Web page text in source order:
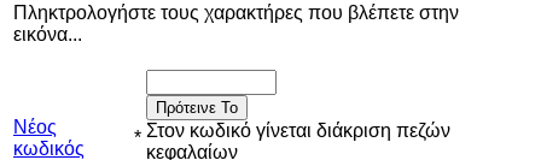
Πληκτρολογήστε τους χαρακτήρες που βλέπετε στην
εικόνα...
Νέος
κωδικός
*
Πρότεινε Το
Στον κωδικό γίνεται διάκριση πεζών
κεφαλαίων